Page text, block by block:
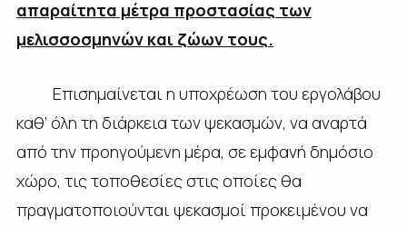
απαραίτητα μέτρα προστασίας των
μελισσοσμηνών και ζώων τους.
Επισημαίνεται η υποχρέωση του εργολάβου
καθ’ όλη τη διάρκεια των ψεκασμών, να αναρτά
από την προηγούμενη μέρα, σε εμφανή δημόσιο
χώρο, τις τοποθεσίες στις οποίες θα
πραγματοποιούνται ψεκασμοί προκειμένου να